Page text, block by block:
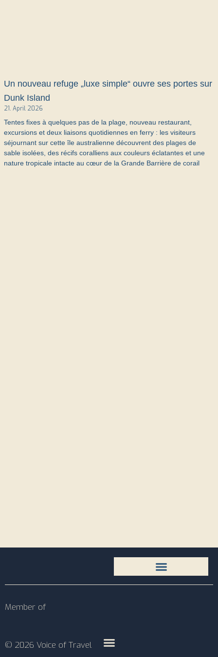
Un nouveau refuge „luxe simple“ ouvre ses portes sur
Dunk Island
21. April 2026
Tentes fixes à quelques pas de la plage, nouveau restaurant,
excursions et deux liaisons quotidiennes en ferry : les visiteurs
séjournant sur cette île australienne découvrent des plages de
sable isolées, des récifs coralliens aux couleurs éclatantes et une
nature tropicale intacte au cœur de la Grande Barrière de corail
Member of
© 2026 Voice of Travel